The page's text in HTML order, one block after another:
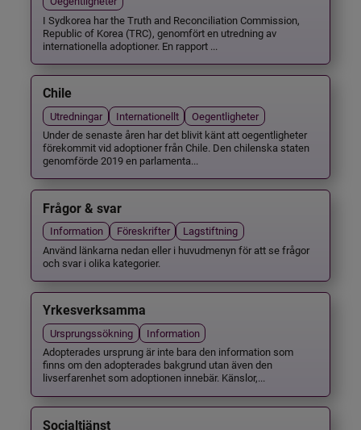
I Sydkorea har the Truth and Reconciliation Commission,
Republic of Korea (TRC), genomfört en utredning av
internationella adoptioner. En rapport ...
Chile
Utredningar Internationellt
Oegentligheter
Under de senaste åren har det blivit känt att oegentligheter
förekommit vid adoptioner från Chile. Den chilenska staten
genomförde 2019 en parlamenta...
Frågor & svar
Information Föreskrifter
Lagstiftning
Använd länkarna nedan eller i huvudmenyn för att se frågor
och svar i olika kategorier.
Yrkesverksamma
Ursprungssökning
Information
Adopterades ursprung är inte bara den information som
finns om den adopterades bakgrund utan även den
livserfarenhet som adoptionen innebär. Känslor,...
Socialtjänst